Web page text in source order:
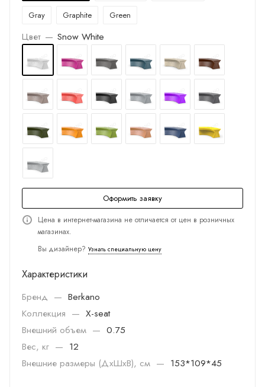
Gray Graphite Green
Цвет — Snow White
Оформить заявку
Цена в интернет-магазина не отличается от цен в розничных
магазинах.
Вы дизайнер? Узнать специальную цену
Характеристики
Бренд — Berkano
Коллекция — X-seat
Внешний объем — 0.75
Вес, кг — 12
Внешние размеры (ДхШхВ), см — 153*109*45